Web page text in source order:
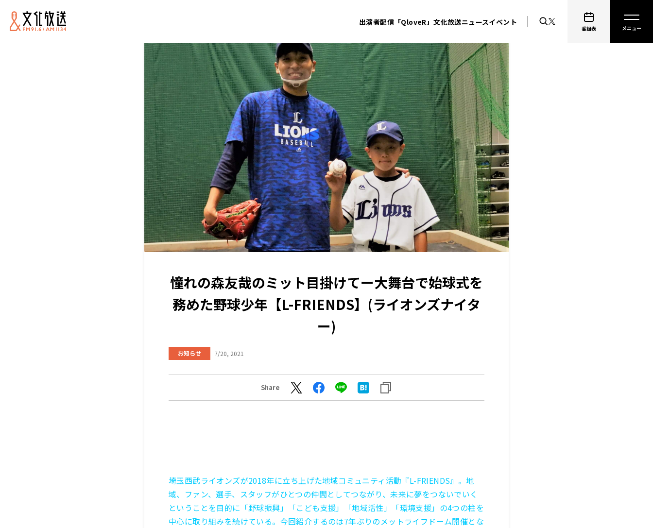
出演者配信「QloveR」文化放送ニュースイベント
番組表
憧れの森友哉のミット目掛けてー大舞台で始球式を
務めた野球少年【L-FRIENDS】(ライオンズナイタ
ー)
お知らせ 7/20, 2021
Share
埼玉西武ライオンズが2018年に立ち上げた地域コミュニティ活動『L-FRIENDS』。地
域、ファン、選手、スタッフがひとつの仲間としてつながり、未来に夢をつないでいく
ということを目的に「野球振興」「こども支援」「地域活性」「環境支援」の4つの柱を
中心に取り組みを続けている。今回紹介するのは7年ぶりのメットライフドーム開催とな